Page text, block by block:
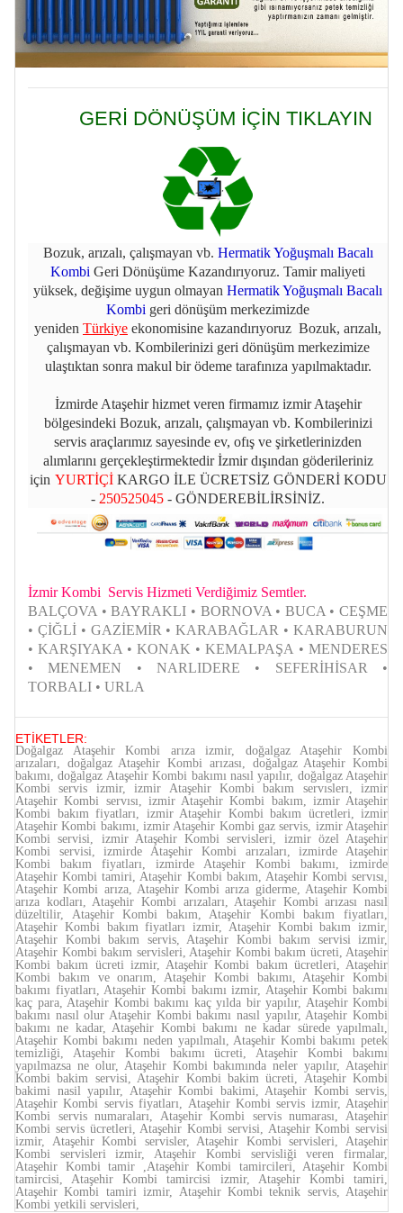
GERİ DÖNÜŞÜM İÇİN TIKLAYIN
Bozuk, arızalı, çalışmayan vb. Hermatik Yoğuşmalı Bacalı
Kombi Geri Dönüşüme Kazandırıyoruz. Tamir maliyeti
yüksek, değişime uygun olmayan Hermatik Yoğuşmalı Bacalı
Kombi geri dönüşüm merkezimizde
yeniden Türkiye ekonomisine kazandırıyoruz Bozuk, arızalı,
çalışmayan vb. Kombilerinizi geri dönüşüm merkezimize
ulaştıktan sonra makul bir ödeme tarafınıza yapılmaktadır.
İzmirde Ataşehir hizmet veren firmamız izmir Ataşehir
bölgesindeki Bozuk, arızalı, çalışmayan vb. Kombilerinizi
servis araçlarımız sayesinde ev, ofış ve şirketlerinizden
alımlarını gerçekleştirmektedir İzmir dışından göderileriniz
için YURTİÇİ KARGO İLE ÜCRETSİZ GÖNDERİ KODU
- 250525045 - GÖNDEREBİLİRSİNİZ.
İzmir Kombi Servis Hizmeti Verdiğimiz Semtler.
BALÇOVA • BAYRAKLI • BORNOVA • BUCA • CEŞME
• ÇİĞLİ • GAZİEMİR • KARABAĞLAR • KARABURUN
• KARŞIYAKA • KONAK • KEMALPAŞA • MENDERES
• MENEMEN • NARLIDERE • SEFERİHİSAR •
TORBALI • URLA
ETİKETLER:
Doğalgaz Ataşehir Kombi arıza izmir, doğalgaz Ataşehir Kombi
arızaları, doğalgaz Ataşehir Kombi arızası, doğalgaz Ataşehir Kombi
bakımı, doğalgaz Ataşehir Kombi bakımı nasıl yapılır, doğalgaz Ataşehir
Kombi servis izmir, izmir Ataşehir Kombi bakım servıslerı, izmir
Ataşehir Kombi servısı, izmir Ataşehir Kombi bakım, izmir Ataşehir
Kombi bakım fiyatları, izmir Ataşehir Kombi bakım ücretleri, izmir
Ataşehir Kombi bakımı, izmir Ataşehir Kombi gaz servis, izmir Ataşehir
Kombi servisi, izmir Ataşehir Kombi servisleri, izmir özel Ataşehir
Kombi servisi, izmirde Ataşehir Kombi arızaları, izmirde Ataşehir
Kombi bakım fiyatları, izmirde Ataşehir Kombi bakımı, izmirde
Ataşehir Kombi tamiri, Ataşehir Kombi bakım, Ataşehir Kombi servısı,
Ataşehir Kombi arıza, Ataşehir Kombi arıza giderme, Ataşehir Kombi
arıza kodları, Ataşehir Kombi arızaları, Ataşehir Kombi arızası nasıl
düzeltilir, Ataşehir Kombi bakım, Ataşehir Kombi bakım fiyatları,
Ataşehir Kombi bakım fiyatları izmir, Ataşehir Kombi bakım izmir,
Ataşehir Kombi bakım servis, Ataşehir Kombi bakım servisi izmir,
Ataşehir Kombi bakım servisleri, Ataşehir Kombi bakım ücreti, Ataşehir
Kombi bakım ücreti izmir, Ataşehir Kombi bakım ücretleri, Ataşehir
Kombi bakım ve onarım, Ataşehir Kombi bakımı, Ataşehir Kombi
bakımı fiyatları, Ataşehir Kombi bakımı izmir, Ataşehir Kombi bakımı
kaç para, Ataşehir Kombi bakımı kaç yılda bir yapılır, Ataşehir Kombi
bakımı nasıl olur Ataşehir Kombi bakımı nasıl yapılır, Ataşehir Kombi
bakımı ne kadar, Ataşehir Kombi bakımı ne kadar sürede yapılmalı,
Ataşehir Kombi bakımı neden yapılmalı, Ataşehir Kombi bakımı petek
temizliği, Ataşehir Kombi bakımı ücreti, Ataşehir Kombi bakımı
yapılmazsa ne olur, Ataşehir Kombi bakımında neler yapılır, Ataşehir
Kombi bakim servisi, Ataşehir Kombi bakim ücreti, Ataşehir Kombi
bakimi nasil yapılır, Ataşehir Kombi bakimi, Ataşehir Kombi servis,
Ataşehir Kombi servis fiyatları, Ataşehir Kombi servis izmir, Ataşehir
Kombi servis numaraları, Ataşehir Kombi servis numarası, Ataşehir
Kombi servis ücretleri, Ataşehir Kombi servisi, Ataşehir Kombi servisi
izmir, Ataşehir Kombi servisler, Ataşehir Kombi servisleri, Ataşehir
Kombi servisleri izmir, Ataşehir Kombi servisliği veren firmalar,
Ataşehir Kombi tamir ,Ataşehir Kombi tamircileri, Ataşehir Kombi
tamircisi, Ataşehir Kombi tamircisi izmir, Ataşehir Kombi tamiri,
Ataşehir Kombi tamiri izmir, Ataşehir Kombi teknik servis, Ataşehir
Kombi yetkili servisleri,